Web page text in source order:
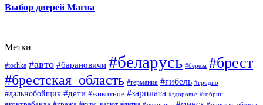
Выбор дверей Магна
Метки
#tochka #авто #барановичи #беларусь #берёза #брест
#брестская_область #германия #гибель #гродно
#дальнобойщик #дети #животное #зарплата #здоровье #кобрин